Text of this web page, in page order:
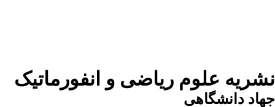
علوم ریاضی و انفورماتیک
دانشگاهی